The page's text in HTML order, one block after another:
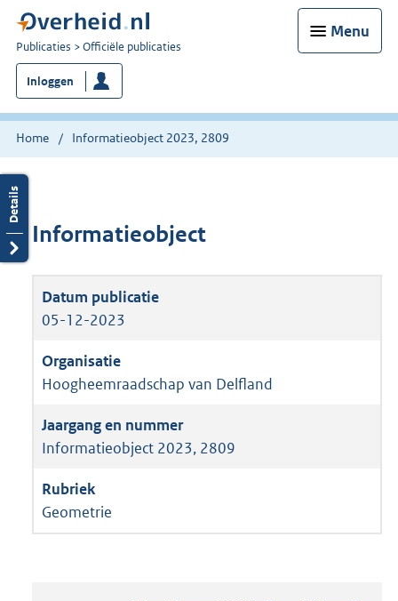
Menu
U
bent
nu
hier:
Publicaties Officiële publicaties
Inloggen
Home Informatieobject 2023, 2809
Informatieobject
05-12-2023
Hoogheemraadschap van Delfland
Informatieobject 2023, 2809
Geometrie